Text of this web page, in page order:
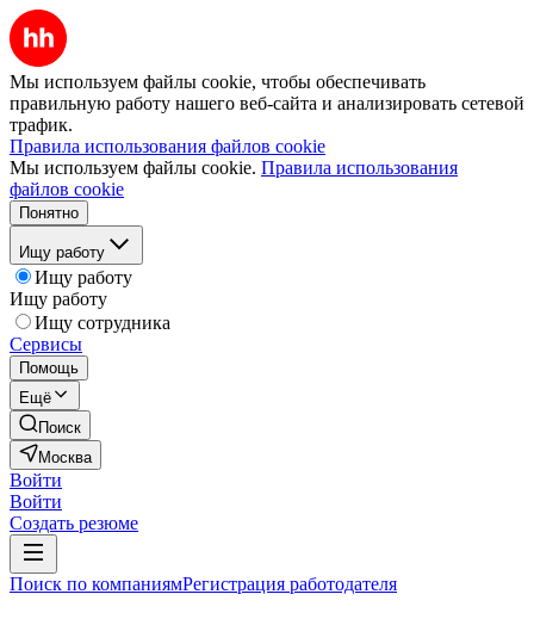
Мы используем файлы cookie, чтобы обеспечивать
правильную работу нашего веб-сайта и анализировать сетевой
трафик.
Правила использования файлов cookie
Мы используем файлы cookie. Правила использования
файлов cookie
Понятно
Ищу работу
Ищу работу
Ищу работу
Ищу сотрудника
Сервисы
Помощь
Ещё
Поиск
Москва
Войти
Войти
Создать резюме
Поиск по компаниямРегистрация работодателя